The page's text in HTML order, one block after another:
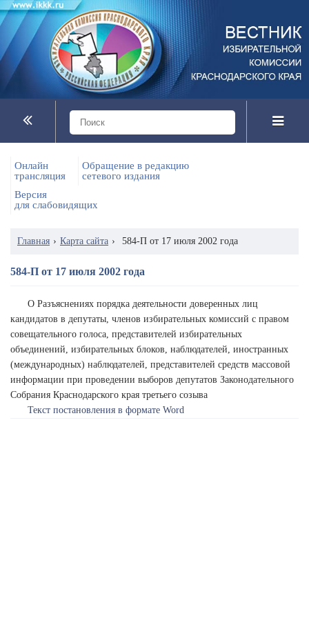
Онлайн
трансляция
Обращение в редакцию
сетевого издания
Версия
для слабовидящих
Главная › Карта сайта › 584-П от 17 июля 2002 года
584-П от 17 июля 2002 года
О Разъяснениях порядка деятельности доверенных лиц
кандидатов в депутаты, членов избирательных комиссий с правом
совещательного голоса, представителей избирательных
объединений, избирательных блоков, наблюдателей, иностранных
(международных) наблюдателей, представителей средств массовой
информации при проведении выборов депутатов Законодательного
Собрания Краснодарского края третьего созыва
Текст постановления в формате Word